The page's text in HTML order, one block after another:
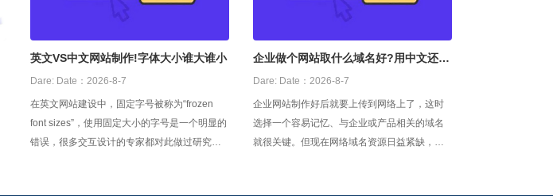
英文VS中文网站制作!字体大小谁大谁小
Dare: Date：2026-8-7
在英文网站建设中，固定字号被称为“frozen
font sizes”，使用固定大小的字号是一个明显的
错误，很多交互设计的专家都对此做过研究。
企业做个网站取什么域名好?用中文还是
英文好
Dare: Date：2026-8-7
企业网站制作好后就要上传到网络上了，这时
选择一个容易记忆、与企业或产品相关的域名
就很关键。但现在网络域名资源日益紧缺，不